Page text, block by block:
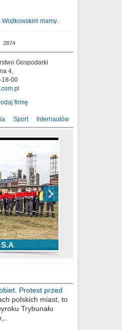
mamy..
2874
Gospodarki
4,
18-00
firmę
Sport Internautów
Włocławek
w BCL
strachVIII
Protest przed
PiSpolskich miast, to
Trybunału